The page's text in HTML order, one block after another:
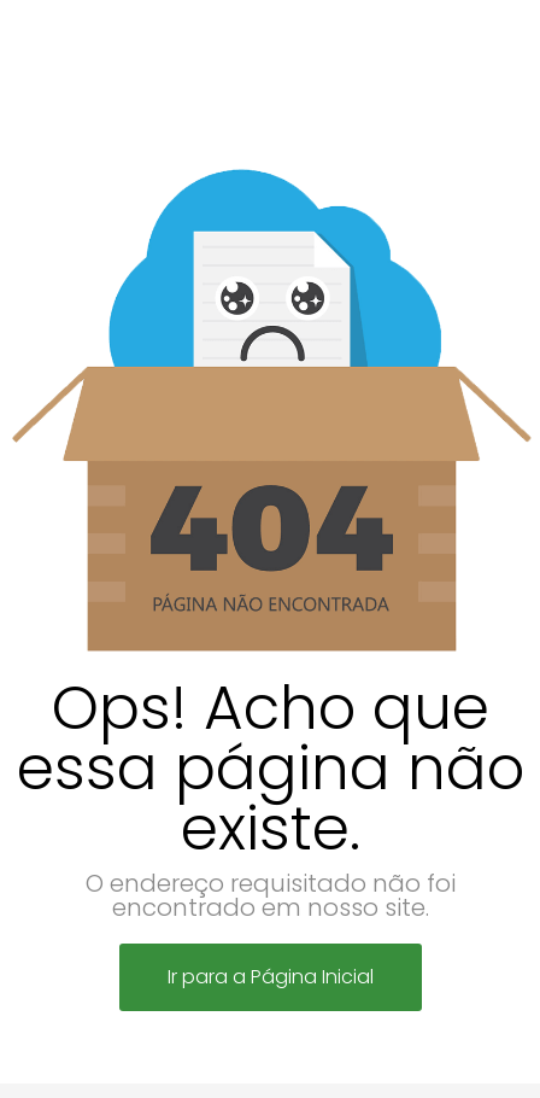
Ops! Acho que
essa página não
existe.
O endereço requisitado não foi
encontrado em nosso site.
Ir para a Página Inicial